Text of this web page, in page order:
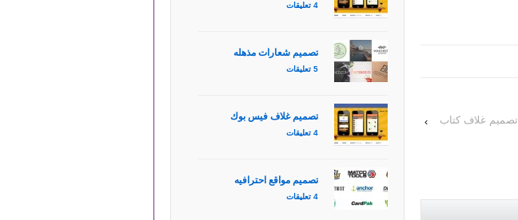
تصميم غلاف كتاب ›
4 تعليقات
تصميم شعارات مذهله
5 تعليقات
تصميم غلاف فيس بوك
4 تعليقات
تصميم مواقع احترافيه
4 تعليقات